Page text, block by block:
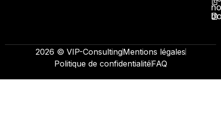
2026 © VIP-ConsultingMentions légales
Politique de confidentialitéFAQ